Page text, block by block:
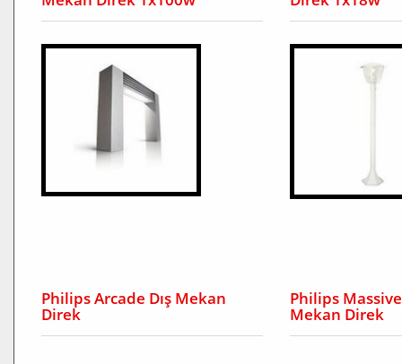
Philips Arcade Dış Mekan
Direk
Philips Massive
Mekan Direk